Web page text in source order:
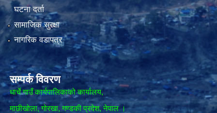
घटना दर्ता
सामाजिक सुरक्षा
नागरिक वडापत्र
सम्पर्क विवरण
धार्चे गाउँ कार्यपालिकाको कार्यालय,
माछीखोला, गोरखा, गण्डकी प्रदेश, नेपाल ।